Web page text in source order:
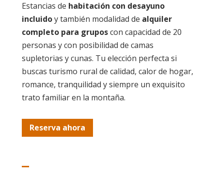
Estancias de habitación con desayuno
incluidoy también modalidad de alquiler
completo para gruposcon capacidad de 20
personas y con posibilidad de camas
supletorias y cunas. Tu elección perfecta si
buscas turismo rural de calidad, calor de hogar,
romance, tranquilidad y siempre un exquisito
trato familiar en la montaña.
Reserva ahora